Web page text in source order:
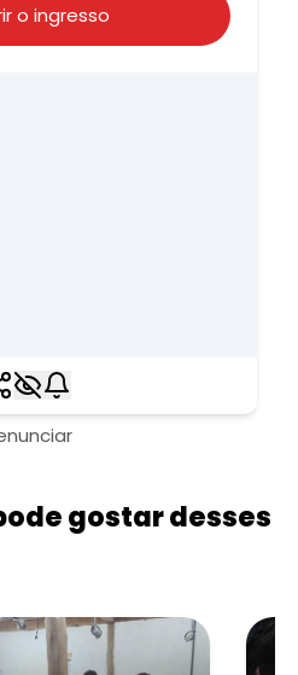
o ingresso
gostar desses